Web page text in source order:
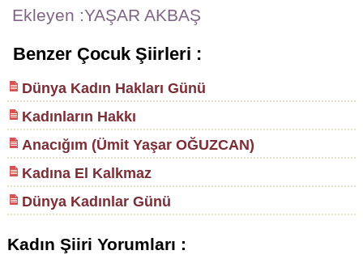
Ekleyen :YAŞAR AKBAŞ
Benzer Çocuk Şiirleri :
Dünya Kadın Hakları Günü
Kadınların Hakkı
Anacığım (Ümit Yaşar OĞUZCAN)
Kadına El Kalkmaz
Dünya Kadınlar Günü
Kadın Şiiri Yorumları :